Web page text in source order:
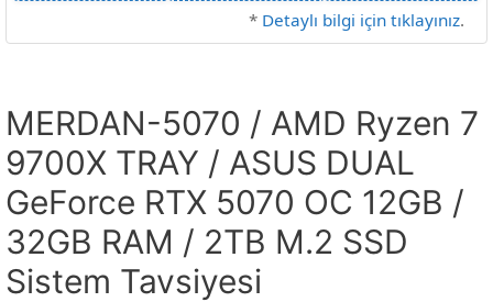
* Detaylı bilgi için tıklayınız.
MERDAN-5070 / AMD Ryzen 7
9700X TRAY / ASUS DUAL
GeForce RTX 5070 OC 12GB /
32GB RAM / 2TB M.2 SSD
Sistem Tavsiyesi